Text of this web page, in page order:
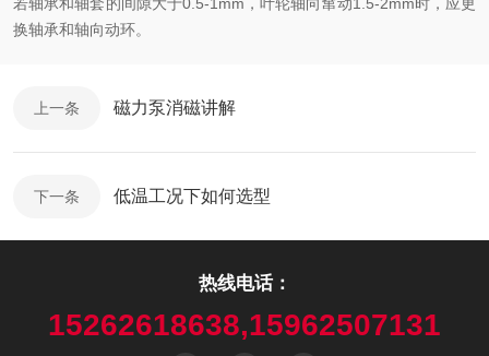
换轴承和轴向动环。
上一条 磁力泵消磁讲解
下一条 低温工况下如何选型
热线电话：
15262618638,15962507131